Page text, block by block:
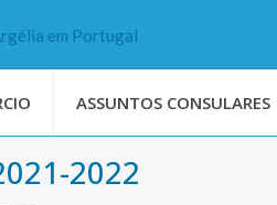
ASSUNTOS CONSULARES
2022